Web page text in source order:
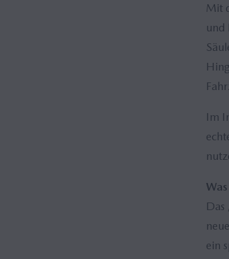
Mit
und
Im
ein